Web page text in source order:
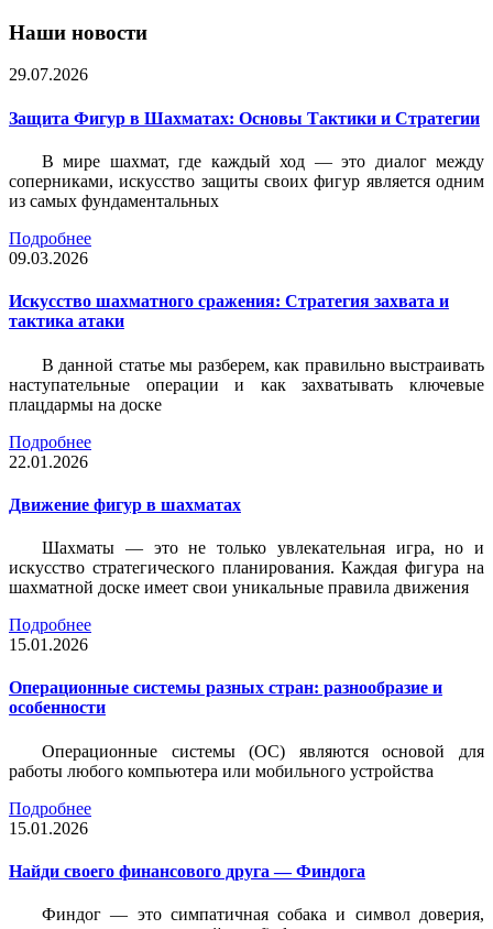
Наши новости
29.07.2026
Защита Фигур в Шахматах: Основы Тактики и Стратегии
В мире шахмат, где каждый ход — это диалог между
соперниками, искусство защиты своих фигур является одним
из самых фундаментальных
Подробнее
09.03.2026
Искусство шахматного сражения: Стратегия захвата и
тактика атаки
В данной статье мы разберем, как правильно выстраивать
наступательные операции и как захватывать ключевые
плацдармы на доске
Подробнее
22.01.2026
Движение фигур в шахматах
Шахматы — это не только увлекательная игра, но и
искусство стратегического планирования. Каждая фигура на
шахматной доске имеет свои уникальные правила движения
Подробнее
15.01.2026
Операционные системы разных стран: разнообразие и
особенности
Операционные системы (ОС) являются основой для
работы любого компьютера или мобильного устройства
Подробнее
15.01.2026
Найди своего финансового друга — Финдога
Финдог — это симпатичная собака и символ доверия,